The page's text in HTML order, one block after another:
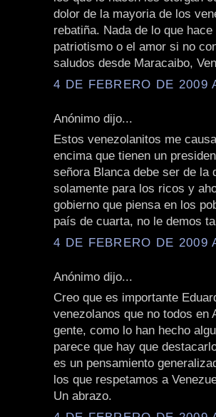
dolor de la mayoria de los
rebatiña. Nada de lo que
patriotismo o el amor si no
saludos desde Maracaibo,
4 DE FEBRERO DE 2009
Anónimo dijo...
Estos venezolanitos me
encima que tienen un
señora Blanca debe ser de la
solamente para los ricos y
gobierno que piensa en los
país de cuarta, no le demos
4 DE FEBRERO DE 2009
Anónimo dijo...
Creo que es importante
venezolanos que no todos en
gente, como lo han hecho
parece que hay que
es un pensamiento
los que respetamos a
Un abrazo.